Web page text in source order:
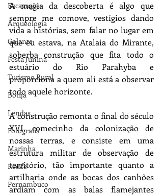
Escavações
Arqueologia
Galante
Festa Junina
Turismo Rural
Botija
Lendas
Fotografia
Marinha
Recife
Pernambuco
A magia da descoberta é algo que
sempre me comove, vestígios dando
vida a histórias, sem falar no lugar em
que eu estava, na Atalaia do Mirante,
soberba construção que fita todo o
estuário do Rio Parahyba e
proporciona a quem ali está a observar
todo aquele horizonte.
A construção remonta o final do século
XVI, comecinho da colonização de
nossas terras, e consiste em uma
estrutura militar de observação de
território, tão importante quanto a
artilharia onde as bocas dos canhões
ardiam com as balas flamejantes